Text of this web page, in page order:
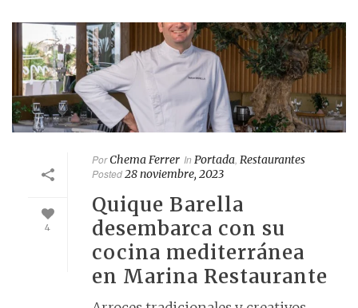
4
PorChema Ferrer In Portada Restaurantes
Posted28 noviembre, 2023
Quique Barella
desembarca con su
cocina mediterránea
en Marina Restaurante